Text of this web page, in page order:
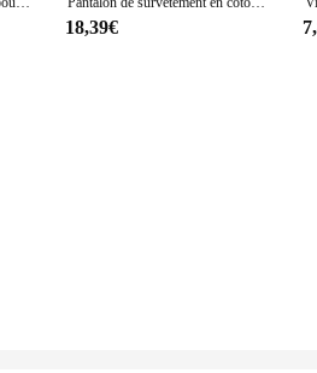
18,39€